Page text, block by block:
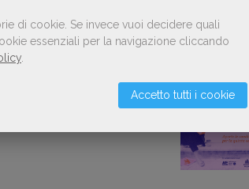
di cookie. Se invece vuoi decidere quali
essenziali per la navigazione cliccando
Accetto tutti i cookie